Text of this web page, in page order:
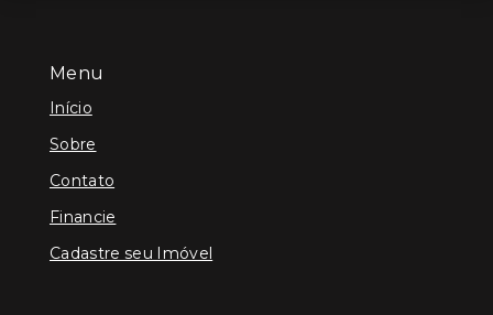
Menu
Início
Sobre
Contato
Financie
Cadastre seu Imóvel